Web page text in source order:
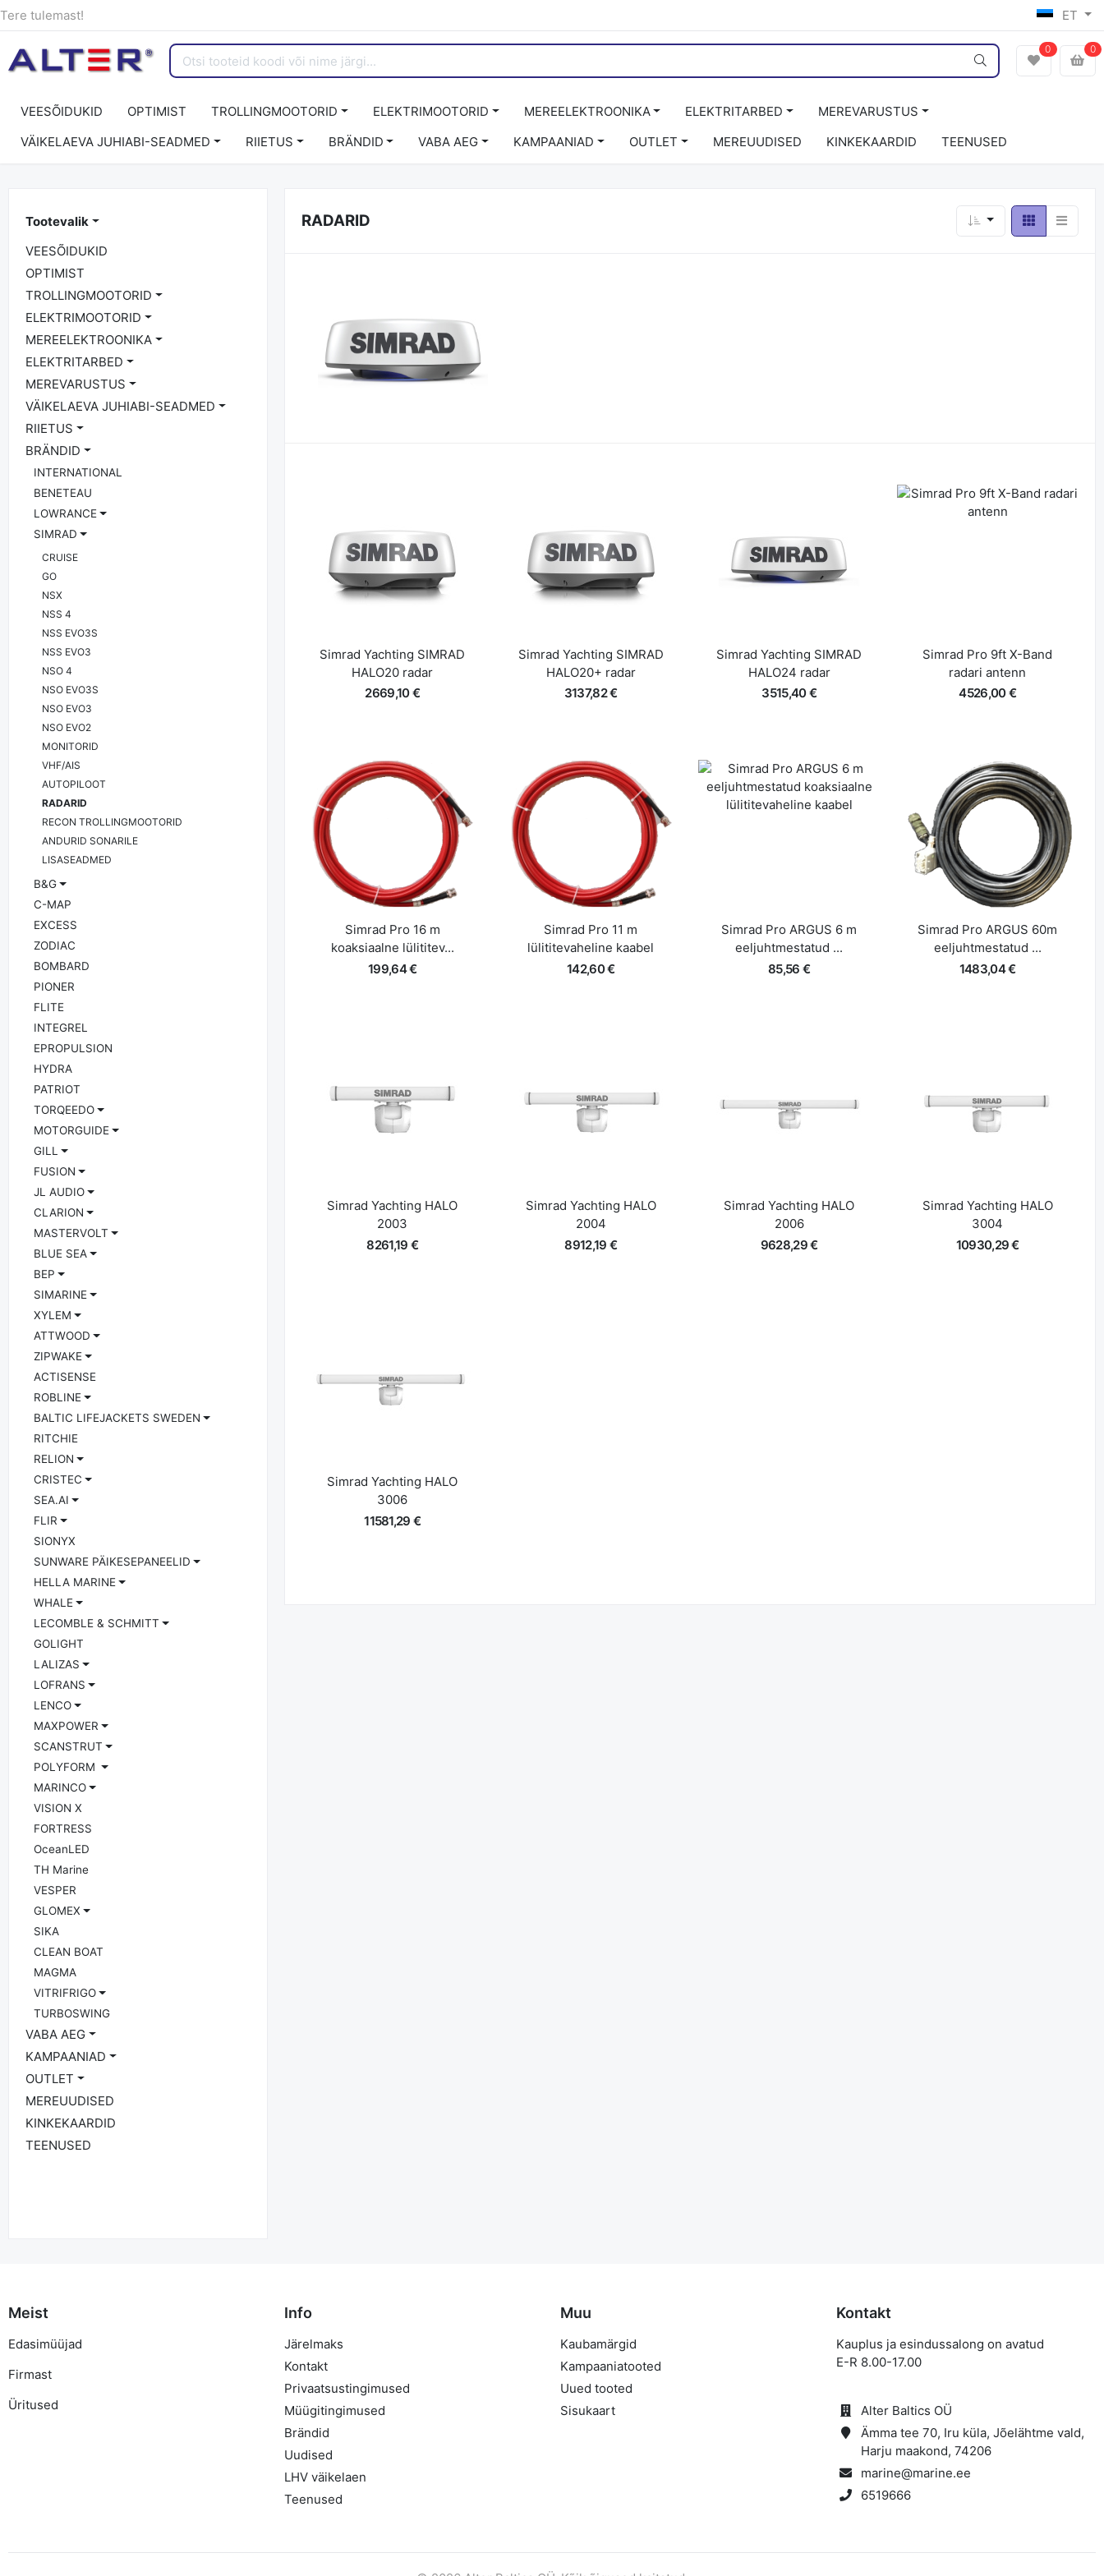
Tere tulemast! ET
0 0
VEESÕIDUKID OPTIMIST TROLLINGMOOTORID ELEKTRIMOOTORID MEREELEKTROONIKA ELEKTRITARBED
MEREVARUSTUS
VÄIKELAEVA JUHIABI-SEADMED
RIIETUS BRÄNDID VABA AEG KAMPAANIAD OUTLET MEREUUDISED KINKEKAARDID TEENUSED
Tootevalik
VEESÕIDUKID
OPTIMIST
TROLLINGMOOTORID
ELEKTRIMOOTORID
MEREELEKTROONIKA
ELEKTRITARBED
MEREVARUSTUS
VÄIKELAEVA JUHIABI-SEADMED
RIIETUS
BRÄNDID
INTERNATIONAL
BENETEAU
LOWRANCE
SIMRAD
CRUISE
GO
NSX
NSS 4
NSS EVO3S
NSS EVO3
NSO 4
NSO EVO3S
NSO EVO3
NSO EVO2
MONITORID
VHF/AIS
AUTOPILOOT
RADARID
RECON TROLLINGMOOTORID
ANDURID SONARILE
LISASEADMED
B&G
C-MAP
EXCESS
ZODIAC
BOMBARD
PIONER
FLITE
INTEGREL
EPROPULSION
HYDRA
PATRIOT
TORQEEDO
MOTORGUIDE
GILL
FUSION
JL AUDIO
CLARION
MASTERVOLT
BLUE SEA
BEP
SIMARINE
XYLEM
ATTWOOD
ZIPWAKE
ACTISENSE
ROBLINE
BALTIC LIFEJACKETS SWEDEN
RITCHIE
RELION
CRISTEC
SEA.AI
FLIR
SIONYX
SUNWARE PÄIKESEPANEELID
HELLA MARINE
WHALE
LECOMBLE & SCHMITT
GOLIGHT
LALIZAS
LOFRANS
LENCO
MAXPOWER
SCANSTRUT
POLYFORM
MARINCO
VISION X
FORTRESS
OceanLED
TH Marine
VESPER
GLOMEX
SIKA
CLEAN BOAT
MAGMA
VITRIFRIGO
TURBOSWING
VABA AEG
KAMPAANIAD
OUTLET
MEREUUDISED
KINKEKAARDID
TEENUSED
RADARID
Simrad Yachting SIMRAD
HALO20 radar
2669,10 €
Kiire ülevaade
Simrad Yachting SIMRAD
HALO20+ radar
3137,82 €
Kiire ülevaade
Simrad Yachting SIMRAD
HALO24 radar
3515,40 €
Simrad Pro 9ft X-Band
radari antenn
4526,00 €
Kiire ülevaade
Simrad Pro 16 m
koaksiaalne lülititev...
199,64 €
Lisa korvi
Kiire ülevaade
Simrad Pro 11 m
lülititevaheline kaabel
142,60 €
Lisa korvi
Kiire ülevaade
Simrad Pro ARGUS 6 m
eeljuhtmestatud ...
85,56 €
Lisa korvi
Kiire ülevaade
Simrad Pro ARGUS 60m
eeljuhtmestatud ...
1483,04 €
Lisa korvi
Kiire ülevaade
Simrad Yachting HALO
2003
8261,19 €
Lisa korvi
Kiire ülevaade
Simrad Yachting HALO
2004
8912,19 €
Simrad Yachting HALO
2006
9628,29 €
Simrad Yachting HALO
3004
10930,29 €
Simrad Yachting HALO
3006
11581,29 €
Meist
Edasimüüjad
Firmast
Üritused
Info
Järelmaks
Kontakt
Privaatsustingimused
Müügitingimused
Brändid
Uudised
LHV väikelaen
Teenused
Muu
Kaubamärgid
Kampaaniatooted
Uued tooted
Sisukaart
Kontakt
Kauplus ja esindussalong on avatud
E-R 8.00-17.00
Alter Baltics OÜ
Ämma tee 70, Iru küla, Jõelähtme vald,
Harju maakond, 74206
marine@marine.ee
6519666